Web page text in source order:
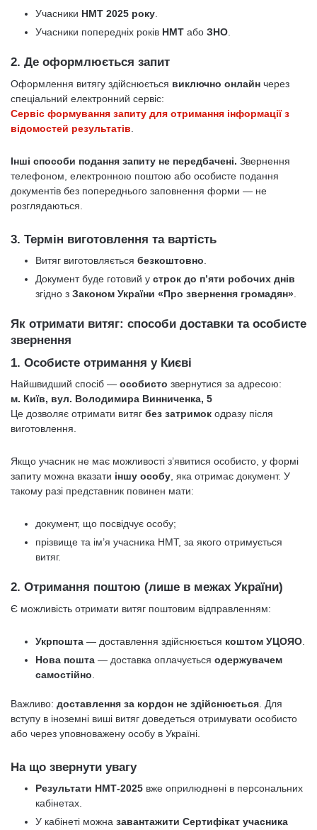
Учасники НМТ 2025 року
Учасники попередніх років НМТ або ЗНО
2. Де оформлюється запит
Оформлення витягу здійснюється виключно онлайн через
спеціальний електронний сервіс:
Сервіс формування запиту для отримання інформації з
відомостей результатів
Інші способи подання запиту не передбачені. Звернення
телефоном, електронною поштою або особисте подання
документів без попереднього заповнення форми — не
розглядаються.
3. Термін виготовлення та вартість
Витяг виготовляється безкоштовно
Документ буде готовий у строк до п’яти робочих днів
згідно з Законом України «Про звернення громадян»
Як отримати витяг: способи доставки та особисте
звернення
1. Особисте отримання у Києві
Найшвидший спосіб — особисто звернутися за адресою:
м. Київ, вул. Володимира Винниченка, 5
Це дозволяє отримати витяг без затримок одразу після
виготовлення.
Якщо учасник не має можливості з’явитися особисто, у формі
запиту можна вказати іншу особу , яка отримає документ. У
такому разі представник повинен мати:
документ, що посвідчує особу;
прізвище та ім’я учасника НМТ, за якого отримується
витяг.
2. Отримання поштою (лише в межах України)
Є можливість отримати витяг поштовим відправленням:
Укрпошта — доставлення здійснюється коштом УЦОЯО
Нова пошта — доставка оплачується одержувачем
самостійно
Важливо: доставлення за кордон не здійснюється . Для
вступу в іноземні виші витяг доведеться отримувати особисто
або через уповноважену особу в Україні.
На що звернути увагу
Результати НМТ-2025 вже оприлюднені в персональних
кабінетах.
У кабінеті можна завантажити Сертифікат учасника